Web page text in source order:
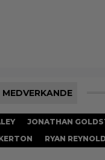
MEDVERKANDE
JONATHAN
RYAN